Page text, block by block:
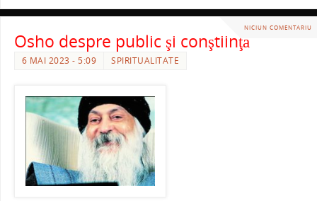
NICIUN COMENTARIU
Osho despre public şi conştiinţă
6 MAI 2023 - 5:09 SPIRITUALITATE